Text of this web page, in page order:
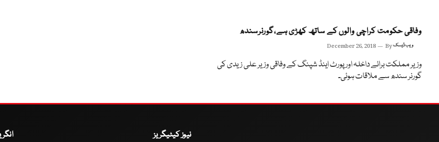
وفاقی حکومت کراچی والوں کے ساتھ کھڑی ہے،گورنرسندھ
December 26, 2018 Byویب ڈیسک
وزیر مملکت برائے داخلہ اور پورٹ اینڈ شپنگ کے وفاقی وزیر علی زیدی کی
گورنر سندھ سے ملاقات ہوئی۔
نیوز کیٹیگریز